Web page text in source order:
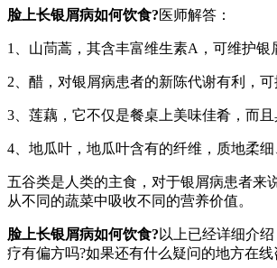
脸上长银屑病如何饮食?医师解答：
1、山茼蒿，其含丰富维生素A，可维护银
2、醋，对银屑病患者的新陈代谢有利，
3、莲藕，它不仅是餐桌上美味佳肴，而
4、地瓜叶，地瓜叶含有的纤维，质地柔
五谷类是人类的主食，对于银屑病患者来
从不同的蔬菜中吸收不同的营养价值。
脸上长银屑病如何饮食?以上已经详细介
疗有偏方吗?如果还有什么疑问的地方在线